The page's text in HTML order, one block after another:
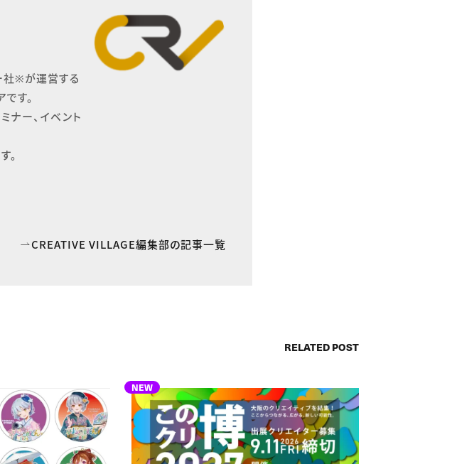
社※が運営する
す。
ナー、イベント
。
CREATIVE VILLAGE編集部の記事一覧
RELATED POST
NEW